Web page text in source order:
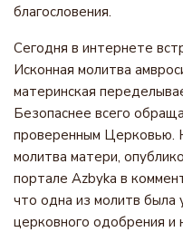
благословения.
Сегодня в интернете
Исконная молитва
материнская
Безопаснее всего
проверенным Церковью.
молитва матери,
портале Azbyka в
что одна из молитв была
церковного одобрения и